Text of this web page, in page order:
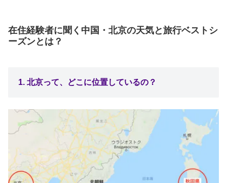
在住経験者に聞く中国・北京の天気と旅行ベストシ
ーズンとは？
1. 北京って、どこに位置しているの？